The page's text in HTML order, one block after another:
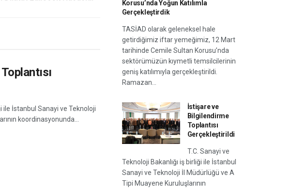
ile İstanbul Sanayi ve Teknoloji
koordinasyonunda...
Korusu’nda Yoğun Katılımla
Gerçekleştirdik
TASİAD olarak geleneksel hale
getirdiğimiz iftar yemeğimiz, 12 Mart
tarihinde Cemile Sultan Korusu’nda
sektörümüzün kıymetli temsilcilerinin
geniş katılımıyla gerçekleştirildi.
Ramazan...
İstişare ve
Bilgilendirme
Toplantısı
Gerçekleştirildi
T.C. Sanayi ve
Teknoloji Bakanlığı iş birliği ile İstanbul
Sanayi ve Teknoloji İl Müdürlüğü ve A
Tipi Muayene Kuruluşlarının